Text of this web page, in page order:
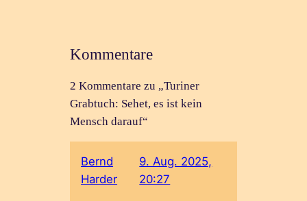
Kommentare
2 Kommentare zu „Turiner
Grabtuch: Sehet, es ist kein
Mensch darauf“
Bernd
Harder
9. Aug. 2025,
20:27